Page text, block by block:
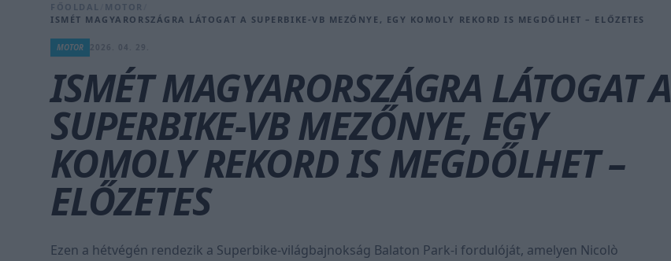
FŐOLDAL MOTOR
ISMÉT MAGYARORSZÁGRA LÁTOGAT A SUPERBIKE-VB MEZŐNYE, EGY KOMOLY REKORD IS MEGDŐLHET – ELŐZETES
MOTOR
ISMÉT MAGYARORSZÁGRA LÁTOGAT A
SUPERBIKE-VB MEZŐNYE, EGY
KOMOLY REKORD IS MEGDŐLHET –
ELŐZETES
Ezen a hétvégén rendezik a Superbike-világbajnokság Balaton Park-i fordulóját, amelyen Nicolò